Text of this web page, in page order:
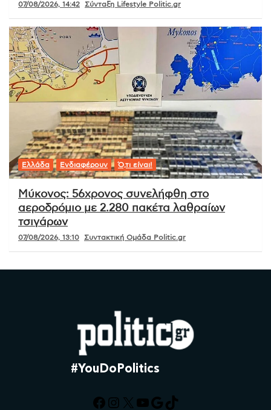
07/08/2026, 14:42 Σύνταξη Lifestyle Politic.gr
Ελλάδα Ενδιαφέρουν Ό,τι είναι!
Μύκονος: 56χρονος συνελήφθη στο
αεροδρόμιο με 2.280 πακέτα λαθραίων
τσιγάρων
07/08/2026, 13:10 Συντακτική Ομάδα Politic.gr
#YouDoPolitics
Facebook
Instagram
X YouTube
Google
TikTok